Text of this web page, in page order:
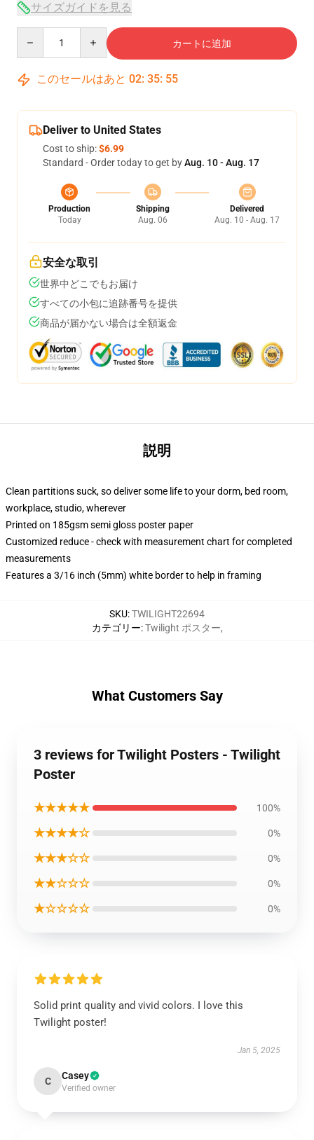
サイズガイドを見る
カートに追加
このセールはあと 02: 35: 54
Deliver to United States
Cost to ship:$6.99
Standard - Order today to get byAug. 10 - Aug. 17
Production
Today
Shipping
Aug. 06
Delivered
Aug. 10 - Aug. 17
安全な取引
世界中どこでもお届け
すべての小包に追跡番号を提供
商品が届かない場合は全額返金
説明
Clean partitions suck, so deliver some life to your dorm, bed room,
workplace, studio, wherever
Printed on 185gsm semi gloss poster paper
Customized reduce - check with measurement chart for completed
measurements
Features a 3/16 inch (5mm) white border to help in framing
SKU:TWILIGHT22694
カテゴリー:Twilight ポスター,
What Customers Say
3 reviews for Twilight Posters - Twilight
Poster
★★★★★ 100%
★★★★☆ 0%
★★★☆☆ 0%
★★☆☆☆ 0%
★☆☆☆☆ 0%
Solid print quality and vivid colors. I love this
Twilight poster!
Jan 5, 2025
C Casey
Verified owner